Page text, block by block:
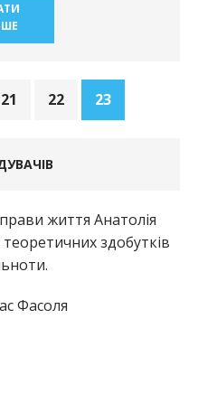
21 22 23
життя Анатолія
теоретичних здобутків
Фасоля